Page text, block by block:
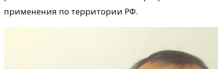
применения по территории РФ.